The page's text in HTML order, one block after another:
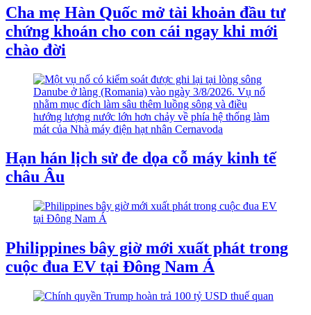
Cha mẹ Hàn Quốc mở tài khoản đầu tư
chứng khoán cho con cái ngay khi mới
chào đời
Hạn hán lịch sử đe dọa cỗ máy kinh tế
châu Âu
Philippines bây giờ mới xuất phát trong
cuộc đua EV tại Đông Nam Á